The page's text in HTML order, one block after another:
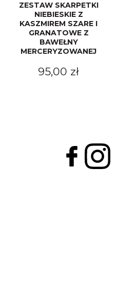
ZESTAW SKARPETKI
NIEBIESKIE Z
KASZMIREM SZARE I
GRANATOWE Z
BAWEŁNY
MERCERYZOWANEJ
95,00 zł